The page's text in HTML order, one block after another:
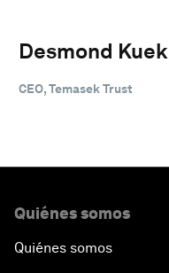
Desmond Kuek
CEO, Temasek Trust
Quiénes somos
Quiénes somos